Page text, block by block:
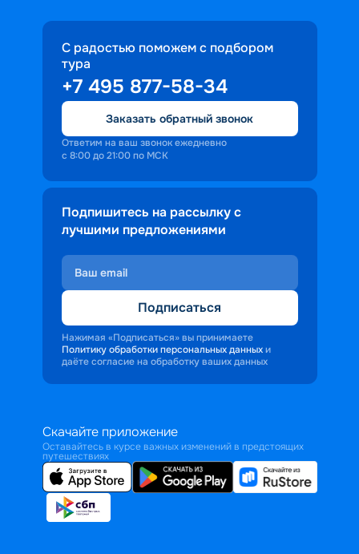
С радостью поможем с подбором
тура
+7 495 877-58-34
Заказать обратный звонок
Ответим на ваш звонок ежедневно
с 8:00 до 21:00 по МСК
Подпишитесь на рассылку с
лучшими предложениями
Подписаться
Нажимая «Подписаться» вы принимаете
Политику обработки персональных данных и
даёте согласие на обработку ваших данных
Скачайте приложение
Оставайтесь в курсе важных изменений в предстоящих
путешествиях